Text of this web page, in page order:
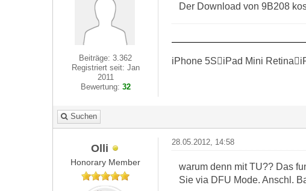
Beiträge: 3.362
Registriert seit: Jan
2011
Bewertung: 32
Der Download von 9B208
iPhone 5SiPad Mini
Suchen
Olli
Honorary Member
28.05.2012, 14:58
warum denn mit TU?? Das
Sie via DFU Mode. Anschl.